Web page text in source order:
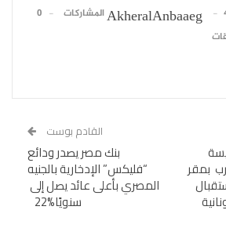
AkheralAnbaaeg
0
بمقر
القادم بوست
بنك مصر يصدر ودائع
“فليكس” الإدخارية بالجنيه
سنويًا%22